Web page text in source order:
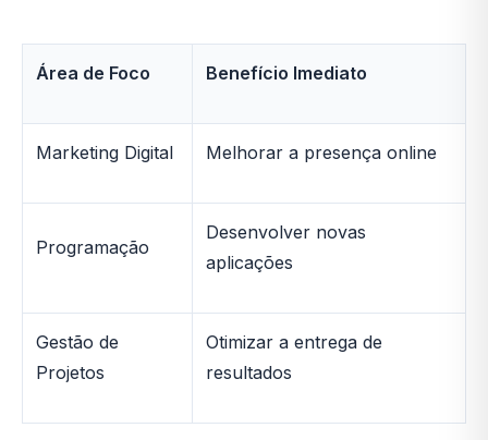
Área de Foco Benefício Imediato
Marketing Digital Melhorar a presença online
Programação
Desenvolver novas
aplicações
Gestão de
Projetos
Otimizar a entrega de
resultados